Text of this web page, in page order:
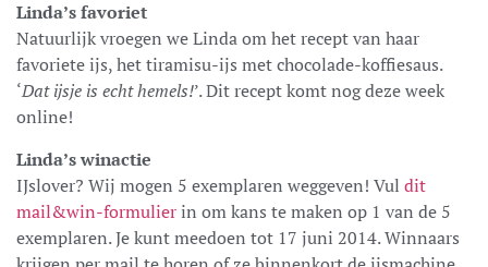
Linda’s favoriet
Natuurlijk vroegen we Linda om het recept van haar
favoriete ijs, het tiramisu-ijs met chocolade-koffiesaus.
‘Dat ijsje is echt hemels!’. Dit recept komt nog deze week
online!
Linda’s winactie
IJslover? Wij mogen 5 exemplaren weggeven! Vul dit
mail&win-formulierin om kans te maken op 1 van de 5
exemplaren. Je kunt meedoen tot 17 juni 2014. Winnaars